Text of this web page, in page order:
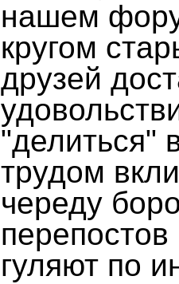
нашем
кругом
друзей
"делиться"
трудом
череду
гуляют по